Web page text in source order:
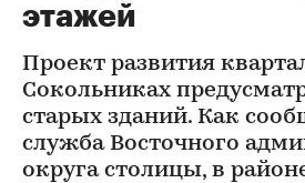
этажей
Проект развития
Сокольниках
старых зданий. Как
служба Восточного
округа столицы, в